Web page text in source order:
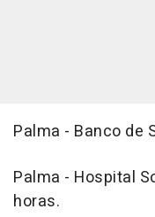
Palma - Banco de
Palma - Hospital
horas.